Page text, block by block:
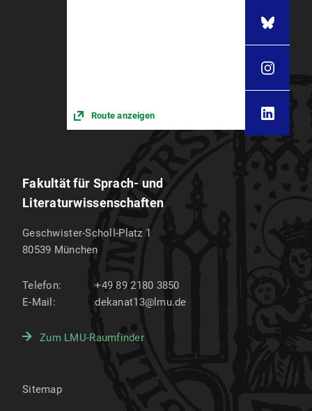
Route anzeigen
Fakultät für Sprach- und
Literaturwissenschaften
Geschwister-Scholl-Platz 1
80539 München
Telefon:
+49 89 2180 3850
E-Mail:
dekanat13@lmu.de
Zum LMU-Raumfinder
Sitemap